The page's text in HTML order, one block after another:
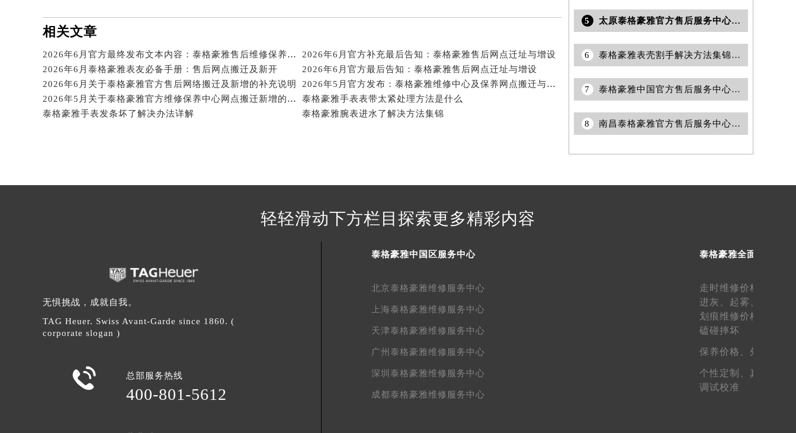
辽宁省阜新市海州区解放大街泰格豪雅售后服务中心（需提前预约）
辽宁省葫芦岛市连山区中央路泰格豪雅售后服务中心（需提前预约）
辽宁省锦州市古塔区中央大街泰格豪雅售后服务中心（需提前预约）
辽宁省辽阳市白塔区新运大街泰格豪雅售后服务中心（需提前预约）
北京市朝阳区建国门外大街甲6号华熙国际中心D座11层1102室泰格豪雅售后服务中心（北京总部）（需提前预约）
北京市东城区东长安街1号王府井东方广场W3座6层602室泰格豪雅售后服务中心（需提前预约）
河北省保定市竞秀区朝阳北大街北国先天下泰格豪雅售后服务中心（需提前预约）
内蒙古自治区阿拉善盟市左旗土尔扈特大街泰格豪雅售后服务中心（需提前预约）
内蒙古自治区巴彦淖尔市临河区新华街泰格豪雅售后服务中心（需提前预约）
内蒙古自治区包头市青山区幸福路甲3号王府井百货名表维修泰格豪雅售后服务中心（需提前预约）
内蒙古自治区赤峰市红山区哈达街泰格豪雅售后服务中心（需提前预约）
内蒙古自治区鄂尔多斯市东胜区伊金霍洛街泰格豪雅售后服务中心（需提前预约）
内蒙古自治区通辽市科尔沁区明仁大街泰格豪雅售后服务中心（需提前预约）
内蒙古自治区乌海市海勃湾区人民南路泰格豪雅售后服务中心（需提前预约）
内蒙古自治区乌兰察布市集宁区恩和大街泰格豪雅售后服务中心（需提前预约）
相关文章
2026年6月官方最终发布文本内容：泰格豪雅售后维修保养中心搬迁与新增事项
2026年6月官方补充最后告知：泰格豪雅售后网点迁址与增设
2026年6月泰格豪雅表友必备手册：售后网点搬迁及新开
2026年6月官方最后告知：泰格豪雅售后网点迁址与增设
2026年6月关于泰格豪雅官方售后网络搬迁及新增的补充说明
2026年5月官方发布：泰格豪雅维修中心及保养网点搬迁与新增
2026年5月关于泰格豪雅官方维修保养中心网点搬迁新增的公告
泰格豪雅手表表带太紧处理方法是什么
泰格豪雅手表发条坏了解决办法详解
泰格豪雅腕表进水了解决方法集锦
5 太原泰格豪雅官方售后服务中心｜全新地址和售后电话权威信息公告（2026年7月最新）
6 泰格豪雅表壳割手解决方法集锦（保养与维修技巧详解）
7 泰格豪雅中国官方售后服务中心｜完整地址及官方售后热线权威信息通告（2026年6月最新）
8 南昌泰格豪雅官方售后服务中心｜最新官方热线和24小时维修地址权威信息公告（2026年7月最新）
轻轻滑动下方栏目探索更多精彩内容
无惧挑战，成就自我。
TAG Heuer. Swiss Avant-Garde since 1860. (
corporate slogan )
 总部服务热线
400-801-5612
泰格豪雅中国区服务中心
北京泰格豪雅维修服务中心
上海泰格豪雅维修服务中心
天津泰格豪雅维修服务中心
广州泰格豪雅维修服务中心
深圳泰格豪雅维修服务中心
成都泰格豪雅维修服务中心
泰格豪雅全面服务
走时维修价格、
进灰、 起雾、
划痕维修价格、
磕碰摔坏
保养价格、外观维护
个性定制、真假鉴定
调试校准